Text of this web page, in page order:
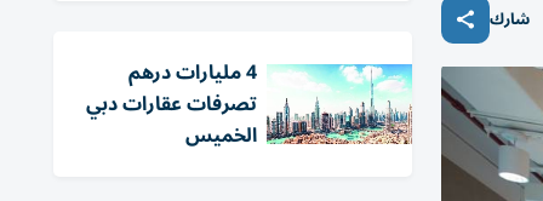
شارك
4 مليارات درهم
تصرفات عقارات دبي
الخميس